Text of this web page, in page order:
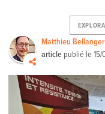
Matthieu Bellanger
article publié le15/